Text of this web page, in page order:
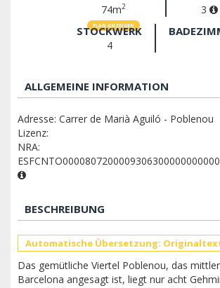
74m2
PLAN ANZEIGEN
3
STOCKWERK
4
ALLGEMEINE INFORMATION
Adresse: Carrer de Marià Aguiló - Poblenou
Lizenz:
NRA:
BESCHREIBUNG
Automatische Übersetzung:
Das gemütliche Viertel Poblenou, das
Barcelona angesagt ist, liegt nur acht